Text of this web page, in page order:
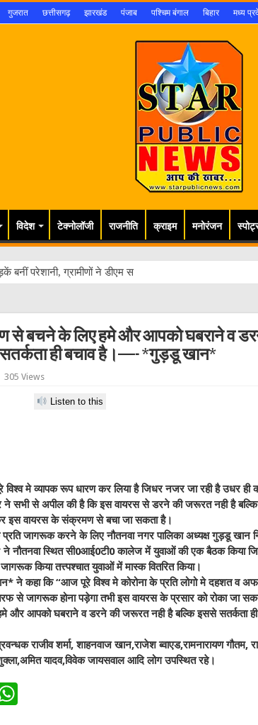
गुजरात छत्तीसगढ़ झारखंड पंजाब पश्चिम बंगाल बिहार मध्य
विदेश टेक्नोलॉजी राजनीति क्राइम मनोरंजन
परेशानी, ग्रामीणों ने डीएम से लगाई गुहार
से बचने के लिए हमे और आपको घबराने व
ही बचाव है।—- *गुड़डू खान*
305 Views
Listen to this
विश्व मे व्यापक रूप धारण कर लिया है जिधर नजर जा रही है उधर ही
ने सभी से अपील की है कि इस वायरस से डरने की जरूरत नही है
वायरस के संक्रमण से बचा जा सकता है।
जागरूक करने के लिए नौतनवा नगर पालिका अध्यक्ष गुड़डू खान
नौतनवा स्थित सी0आई0टी0 कालेज में युवाओं की एक बैठक किया
किया तत्त्पश्चात युवाओं में मास्क वितरित किया।
ने कहा कि “आज पूरे विश्व मे कोरोना के प्रति लोगो मे दहशत व
से जागरूक होना पड़ेगा तभी इस वायरस के प्रसार को रोका जा
आपको घबराने व डरने की जरूरत नही है बल्कि इससे सतर्कता ही
राजीव शर्मा, शाहनवाज खान,राजेश ब्वाएड,रामनारायण गौतम,
यादव,विवेक जायसवाल आदि लोग उपस्थित रहे।